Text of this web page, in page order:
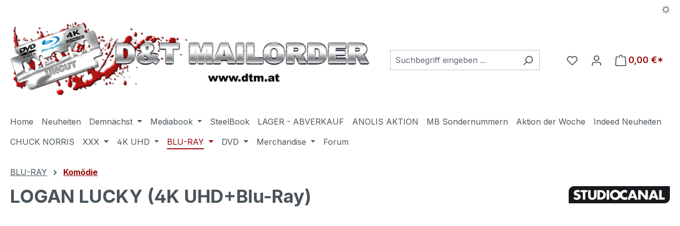
Du hast 0 Produkte auf
0,00 €*
Home Neuheiten Demnächst Mediabook SteelBook LAGER - ABVERKAUF ANOLIS AKTION MB Sondernummern Aktion der Woche
Indeed Neuheiten
CHUCK NORRIS
XXX 4K UHD BLU-RAY DVD Merchandise Forum
BLU-RAY Komödie
LOGAN LUCKY (4K UHD+Blu-Ray)